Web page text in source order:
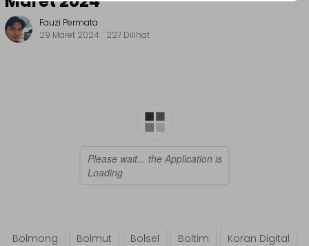
Fauzi Permata
29 Maret 2024
227 Dilihat
Bolmong Bolmut Bolsel Boltim
Koran Digital